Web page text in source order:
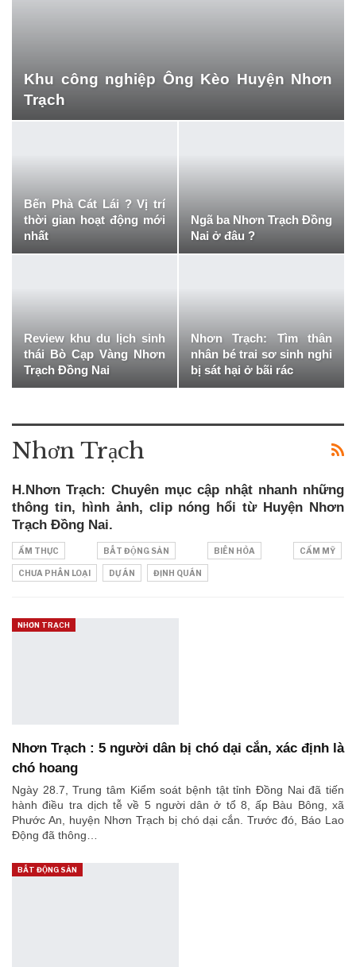
Khu công nghiệp Ông Kèo Huyện Nhơn
Trạch
Bến Phà Cát Lái ? Vị trí
thời gian hoạt động mới
nhất
Ngã ba Nhơn Trạch Đồng
Nai ở đâu ?
Review khu du lịch sinh
thái Bò Cạp Vàng Nhơn
Trạch Đồng Nai
Nhơn Trạch: Tìm thân
nhân bé trai sơ sinh nghi
bị sát hại ở bãi rác
Nhơn Trạch
H.Nhơn Trạch: Chuyên mục cập nhật nhanh những
thông tin, hình ảnh, clip nóng hổi từ Huyện Nhơn
Trạch Đồng Nai.
ẨM THỰC BẤT ĐỘNG SẢN BIÊN HÒA CẨM MỸ
CHƯA PHÂN LOẠI DỰ ÁN ĐỊNH QUÁN
NHƠN TRẠCH
Nhơn Trạch : 5 người dân bị chó dại cắn, xác định là
chó hoang
Ngày 28.7, Trung tâm Kiểm soát bệnh tật tỉnh Đồng Nai đã tiến
hành điều tra dịch tễ về 5 người dân ở tổ 8, ấp Bàu Bông, xã
Phước An, huyện Nhơn Trạch bị chó dại cắn. Trước đó, Báo Lao
Động đã thông…
BẤT ĐỘNG SẢN